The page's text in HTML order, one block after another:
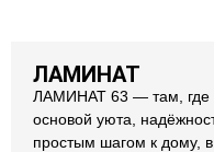
ЛАМИНАТ
ЛАМИНАТ 63 — там, где
основой уюта,
простым шагом к дому, в